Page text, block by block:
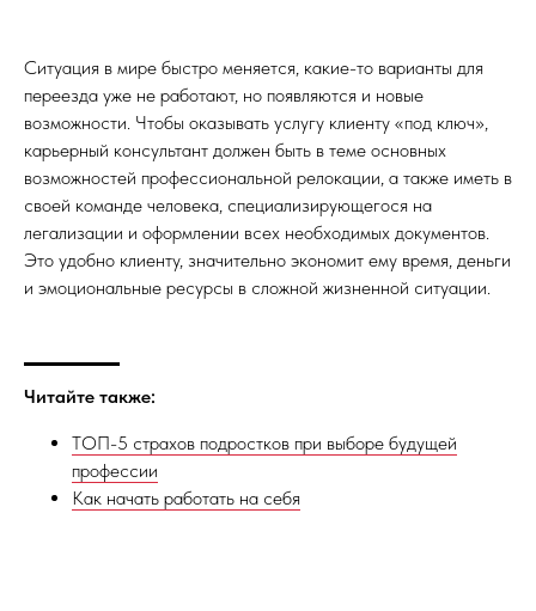
Ситуация в мире быстро меняется, какие-то варианты для
переезда уже не работают, но появляются и новые
возможности. Чтобы оказывать услугу клиенту «под ключ»,
карьерный консультант должен быть в теме основных
возможностей профессиональной релокации, а также иметь в
своей команде человека, специализирующегося на
легализации и оформлении всех необходимых документов.
Это удобно клиенту, значительно экономит ему время, деньги
и эмоциональные ресурсы в сложной жизненной ситуации.
Читайте также:
ТОП-5 страхов подростков при выборе будущей
профессии
Как начать работать на себя